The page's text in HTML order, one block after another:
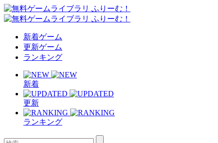
新着ゲーム
更新ゲーム
ランキング
新着
更新
ランキング